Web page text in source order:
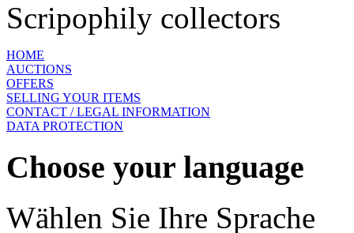
Scripophily collectors
HOME
AUCTIONS
OFFERS
SELLING YOUR ITEMS
CONTACT / LEGAL INFORMATION
DATA PROTECTION
Choose your language
Wählen Sie Ihre Sprache